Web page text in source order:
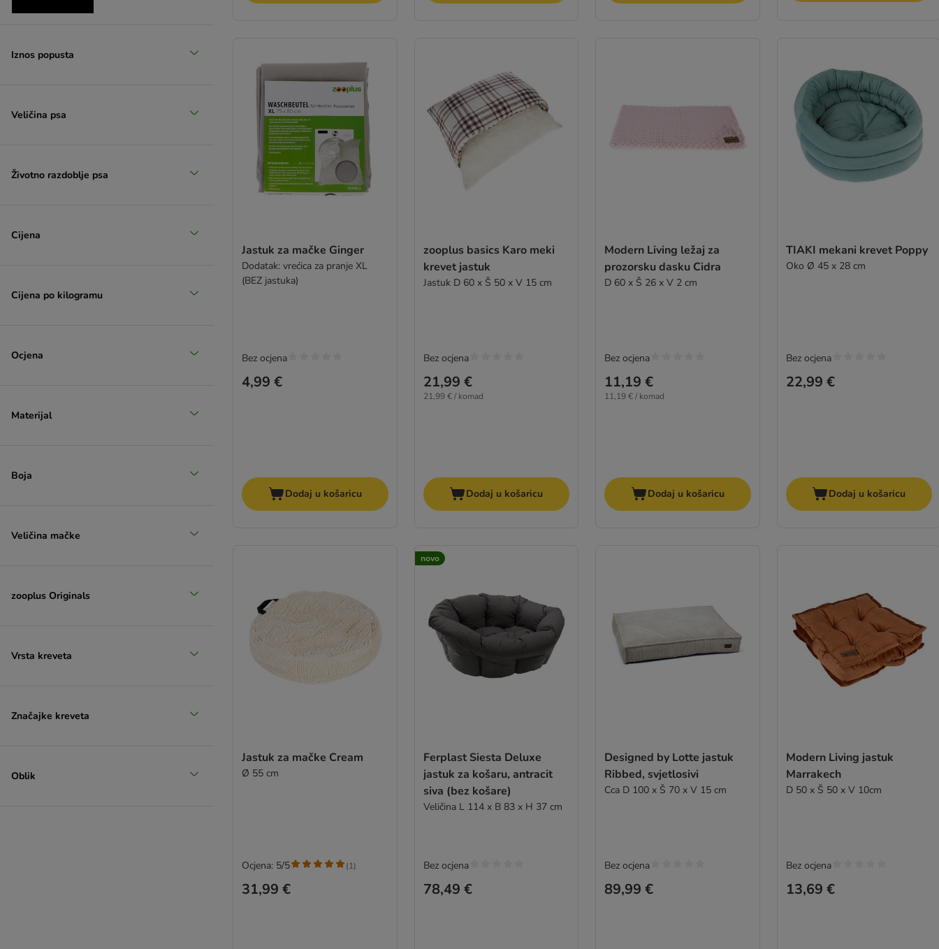
zooplus izbor
Iznos popusta
Veličina psa
Životno razdoblje psa
Cijena
Cijena po kilogramu
Ocjena
Materijal
Boja
Veličina mačke
zooplus Originals
Vrsta kreveta
Značajke kreveta
Oblik
Jastuk za mačke Ginger
Dodatak: vrećica za pranje XL
(BEZ jastuka)
4,99 €
Bez ocjena
Dodaj u košaricu
zooplus basics Karo meki
krevet jastuk
Jastuk D 60 x Š 50 x V 15 cm
21,99 €
21,99 € / komad
Bez ocjena
Dodaj u košaricu
Modern Living ležaj za
prozorsku dasku Cidra
D 60 x Š 26 x V 2 cm
11,19 €
11,19 € / komad
Bez ocjena
Dodaj u košaricu
TIAKI mekani krevet Poppy
Oko Ø 45 x 28 cm
22,99 €
Bez ocjena
Dodaj u košaricu
Jastuk za mačke Cream
Ø 55 cm
31,99 €
Ocjena: 5/5 (1)
novo
Ferplast Siesta Deluxe
jastuk za košaru, antracit
siva (bez košare)
Veličina L 114 x B 83 x H 37 cm
78,49 €
Bez ocjena
Designed by Lotte jastuk
Ribbed, svjetlosivi
Cca D 100 x Š 70 x V 15 cm
89,99 €
Bez ocjena
Modern Living jastuk
Marrakech
D 50 x Š 50 x V 10cm
13,69 €
Bez ocjena